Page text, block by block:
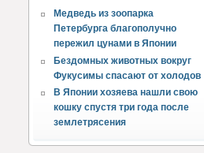
Медведь из зоопарка
Петербурга благополучно
пережил цунами в Японии
Бездомных животных вокруг
Фукусимы спасают от холодов
В Японии хозяева нашли свою
кошку спустя три года после
землетрясения